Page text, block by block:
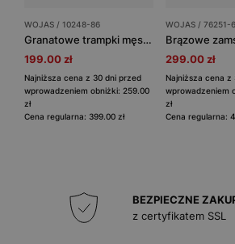
WOJAS / 10248-86
Granatowe trampki męskie sznurowane
199.00 zł
Najniższa cena z 30 dni przed
wprowadzeniem obniżki: 259.00
zł
Cena regularna: 399.00 zł
WOJAS / 76251-
299.00 zł
Najniższa cena z
wprowadzeniem
zł
Cena regularna:
BEZPIECZNE
z certyfikatem SSL